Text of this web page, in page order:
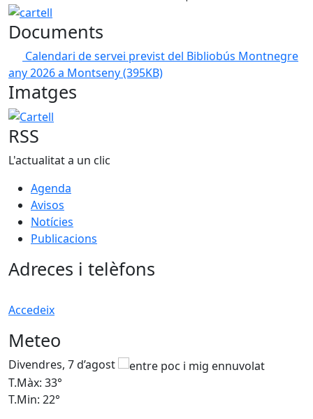
cartell
Documents
Calendari de servei previst del Bibliobús Montnegre
any 2026 a Montseny(395KB)
Imatges
Cartell
RSS
L'actualitat a un clic
Agenda
Avisos
Notícies
Publicacions
Adreces i telèfons
Accedeix
Meteo
Divendres, 7 d’agost
T.Màx: 33°
T.Min: 22°